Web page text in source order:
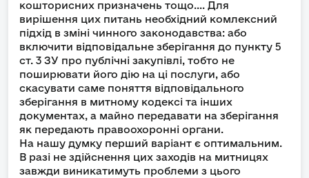
кошторисних призначень тощо.... Для
вирішення цих питань необхідний комлексний
підхід в зміні чинного законодавства: або
включити відповідальне зберігання до пункту 5
ст. 3 ЗУ про публічні закупівлі, тобто не
поширювати його дію на ці послуги, або
скасувати саме поняття відповідального
зберігання в митному кодексі та інших
документах, а майно передавати на зберігання
як передають правоохоронні органи.
На нашу думку перший варіант є оптимальним.
В разі не здійснення цих заходів на митницях
завжди виникатимуть проблеми з цього